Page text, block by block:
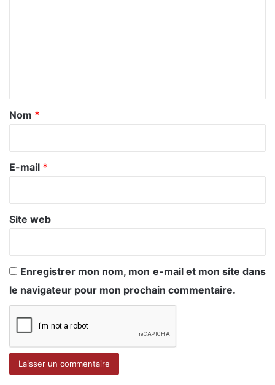
a
r
e
Nom *
E-mail *
Site web
Enregistrer mon nom, mon e-mail et mon site dans
le navigateur pour mon prochain commentaire.